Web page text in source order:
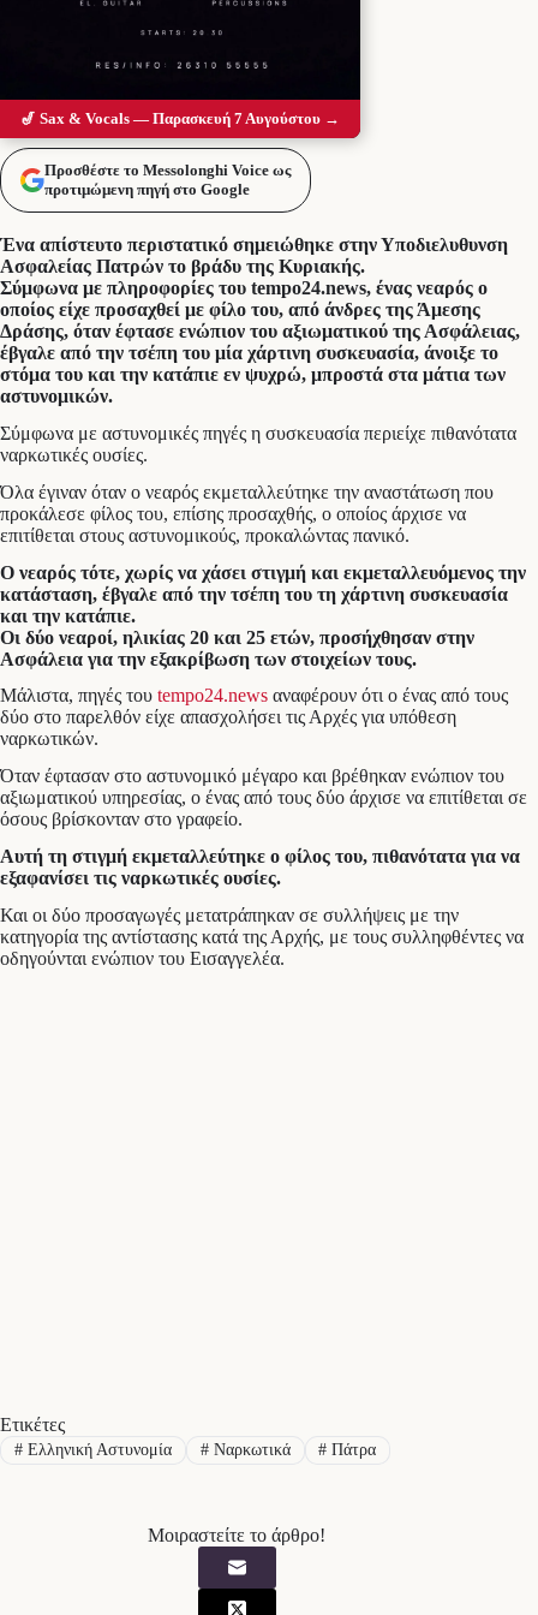
Προσθέστε το Messolonghi Voice ως
προτιμώμενη πηγή στο Google
Ένα απίστευτο περιστατικό σημειώθηκε στην Υποδιελυθυνση
Ασφαλείας Πατρών το βράδυ της Κυριακής.
Σύμφωνα με πληροφορίες του tempo24.news, ένας νεαρός ο
οποίος είχε προσαχθεί με φίλο του, από άνδρες της Άμεσης
Δράσης, όταν έφτασε ενώπιον του αξιωματικού της Ασφάλειας,
έβγαλε από την τσέπη του μία χάρτινη συσκευασία, άνοιξε το
στόμα του και την κατάπιε εν ψυχρώ, μπροστά στα μάτια των
αστυνομικών.
Σύμφωνα με αστυνομικές πηγές η συσκευασία περιείχε πιθανότατα
ναρκωτικές ουσίες.
Όλα έγιναν όταν ο νεαρός εκμεταλλεύτηκε την αναστάτωση που
προκάλεσε φίλος του, επίσης προσαχθής, ο οποίος άρχισε να
επιτίθεται στους αστυνομικούς, προκαλώντας πανικό.
Ο νεαρός τότε, χωρίς να χάσει στιγμή και εκμεταλλευόμενος την
κατάσταση, έβγαλε από την τσέπη του τη χάρτινη συσκευασία
και την κατάπιε.
Οι δύο νεαροί, ηλικίας 20 και 25 ετών, προσήχθησαν στην
Ασφάλεια για την εξακρίβωση των στοιχείων τους.
Μάλιστα, πηγές του tempo24.news αναφέρουν ότι ο ένας από τους
δύο στο παρελθόν είχε απασχολήσει τις Αρχές για υπόθεση
ναρκωτικών.
Όταν έφτασαν στο αστυνομικό μέγαρο και βρέθηκαν ενώπιον του
αξιωματικού υπηρεσίας, ο ένας από τους δύο άρχισε να επιτίθεται σε
όσους βρίσκονταν στο γραφείο.
Αυτή τη στιγμή εκμεταλλεύτηκε ο φίλος του, πιθανότατα για να
εξαφανίσει τις ναρκωτικές ουσίες.
Και οι δύο προσαγωγές μετατράπηκαν σε συλλήψεις με την
κατηγορία της αντίστασης κατά της Αρχής, με τους συλληφθέντες να
οδηγούνται ενώπιον του Εισαγγελέα.
Ετικέτες
#Ελληνική Αστυνομία #Ναρκωτικά # Πάτρα
Μοιραστείτε το άρθρο!
🎷 Sax & Vocals — Παρασκευή 7 Αυγούστου →